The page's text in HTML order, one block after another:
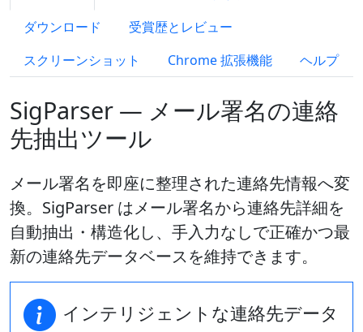
ダウンロード
受賞歴とレビュー
スクリーンショット
Chrome 拡張機能 ヘルプ
SigParser — メール署名の連絡
先抽出ツール
メール署名を即座に整理された連絡先情報へ変
換。SigParser はメール署名から連絡先詳細を
自動抽出・構造化し、手入力なしで正確かつ最
新の連絡先データベースを維持できます。
インテリジェントな連絡先データ